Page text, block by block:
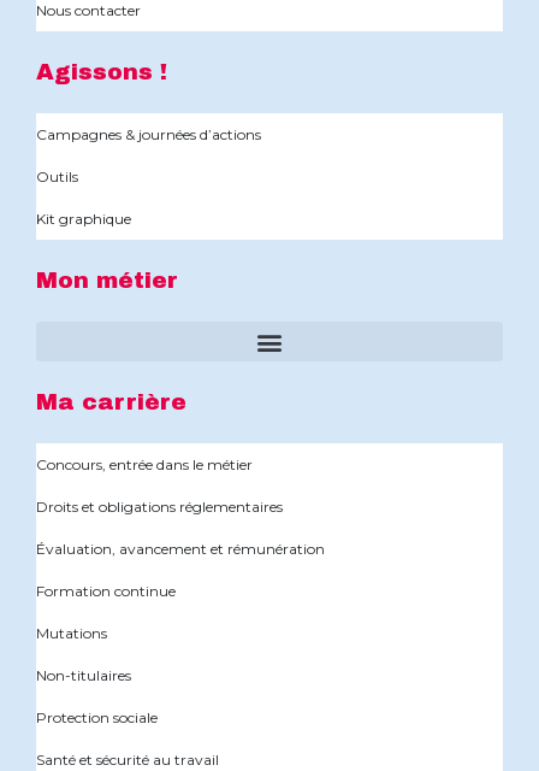
Nous contacter
Agissons !
Campagnes & journées d’actions
Outils
Kit graphique
Mon métier
Ma carrière
Concours, entrée dans le métier
Droits et obligations réglementaires
Évaluation, avancement et rémunération
Formation continue
Mutations
Non-titulaires
Protection sociale
Santé et sécurité au travail